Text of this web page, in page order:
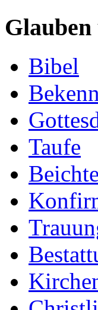
Bibel
Taufe
Beichte